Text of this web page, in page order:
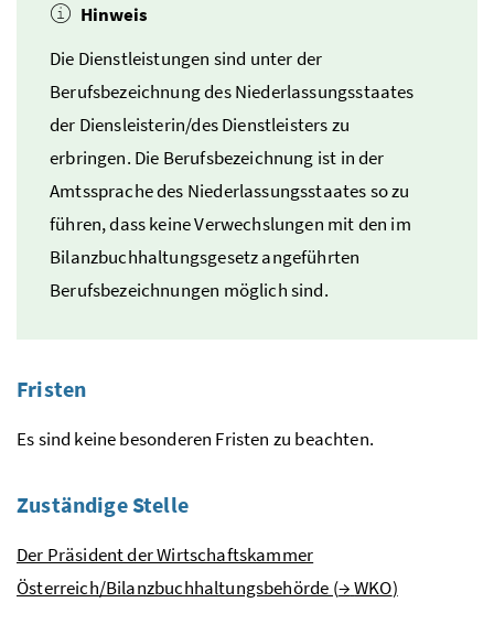
Hinweis
Die Dienstleistungen sind unter der
Berufsbezeichnung des Niederlassungsstaates
der Diensleisterin/des Dienstleisters zu
erbringen. Die Berufsbezeichnung ist in der
Amtssprache des Niederlassungsstaates so zu
führen, dass keine Verwechslungen mit den im
Bilanzbuchhaltungsgesetz angeführten
Berufsbezeichnungen möglich sind.
Fristen
Es sind keine besonderen Fristen zu beachten.
Zuständige Stelle
Der Präsident der Wirtschaftskammer
Österreich/Bilanzbuchhaltungsbehörde (→WKO)